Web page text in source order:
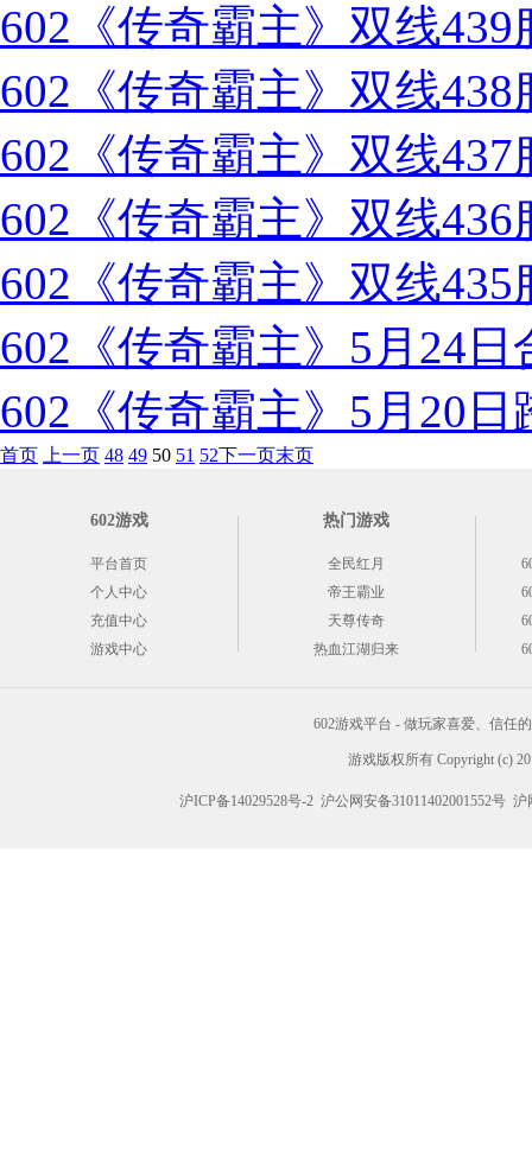
602《传奇霸主》双线
602《传奇霸主》双线
602《传奇霸主》双线
602《传奇霸主》双线
602《传奇霸主》双线
602《传奇霸主》5月24
602《传奇霸主》5月20
首页 上一页 48 49 50 51 52下一页末页
602游戏
平台首页
个人中心
充值中心
游戏中心
热门游戏
全民红月
帝王霸业
天尊传奇
热血江湖归来
602游戏平台 - 做玩家喜爱、信任
游戏版权所有 Copyright (c)
沪ICP备14029528号-2 沪公网安备31011402001552号 沪